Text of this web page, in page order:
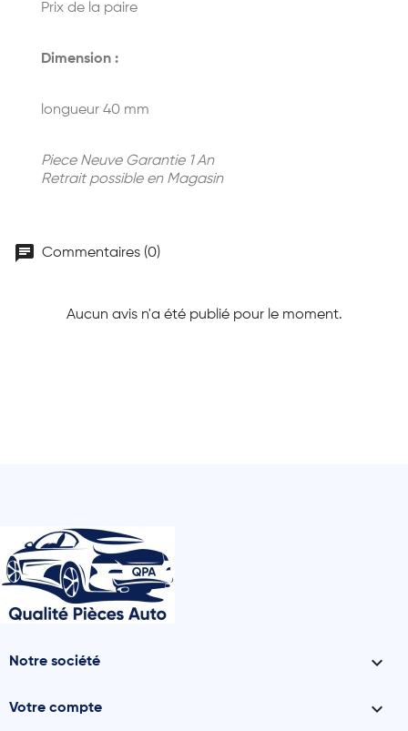
Prix de la paire
Dimension :
longueur 40 mm
Piece Neuve Garantie 1 An
Retrait possible en Magasin
chat Commentaires (0)
Aucun avis n'a été publié pour le moment.
Notre société 
Votre compte 